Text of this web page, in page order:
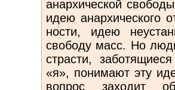
анархической
идею анархического
ности, идею
свободу масс. Но
страсти,
«я», понимают эту
вопрос заходит об